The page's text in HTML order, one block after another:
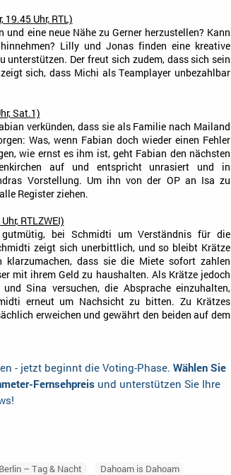
19.45 Uhr, RTL)
eine neue Nähe zu Gerner herzustellen? Kann
Lilly und Jonas finden eine kreative
unterstützen. Der freut sich zudem, dass sich sein
sich, dass Michi als Teamplayer unbezahlbar
Sat.1)
verkünden, dass sie als Familie nach Mailand
Was, wenn Fabian doch wieder einen Fehler
wie ernst es ihm ist, geht Fabian den nächsten
auf und entspricht unrasiert und in
Vorstellung. Um ihn von der OP an Isa zu
Register ziehen.
RTLZWEI)
bei Schmidti um Verständnis für die
zeigt sich unerbittlich, und so bleibt Krätze
dass sie die Miete sofort zahlen
mit ihrem Geld zu haushalten. Als Krätze jedoch
Sina versuchen, die Absprache einzuhalten,
erneut um Nachsicht zu bitten. Zu Krätzes
erweichen und gewährt den beiden auf dem
- jetzt beginnt die Voting-Phase. Wählen Sie
Fernsehpreisund unterstützen Sie Ihre
Berlin – Tag & Nacht
Dahoam is Dahoam